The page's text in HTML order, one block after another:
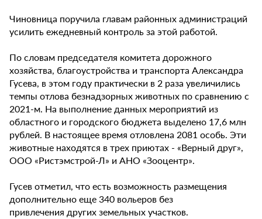
Чиновница поручила главам районных администраций
усилить ежедневный контроль за этой работой.
По словам председателя комитета дорожного
хозяйства, благоустройства и транспорта Александра
Гусева, в этом году практически в 2 раза увеличились
темпы отлова безнадзорных животных по сравнению с
2021-м. На выполнение данных мероприятий из
областного и городского бюджета выделено 17,6 млн
рублей. В настоящее время отловлена 2081 особь. Эти
животные находятся в трех приютах - «Верный друг»,
ООО «Ристэмстрой-Л» и АНО «Зооцентр».
Гусев отметил, что есть возможность размещения
дополнительно еще 340 вольеров без
привлечения других земельных участков.